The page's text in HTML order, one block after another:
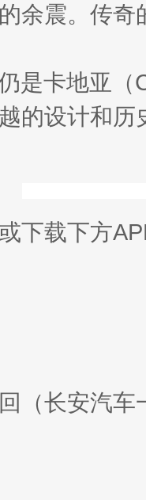
余震。传
是卡地亚
的设计和历
下载下方
（长安汽车